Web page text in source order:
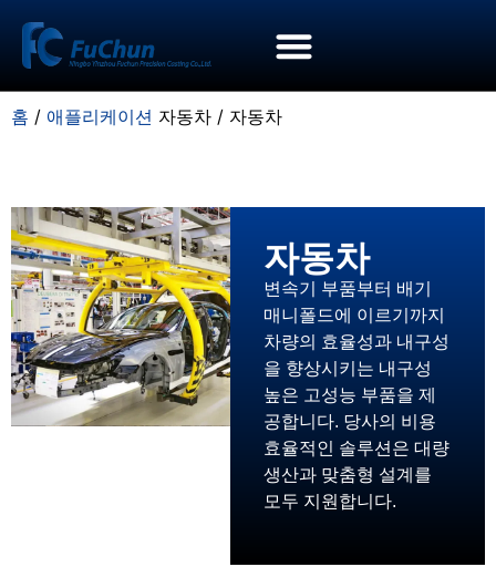
홈 / 애플리케이션 자동차 / 자동차
자동차
변속기 부품부터 배기
매니폴드에 이르기까지
차량의 효율성과 내구성
을 향상시키는 내구성
높은 고성능 부품을 제
공합니다. 당사의 비용
효율적인 솔루션은 대량
생산과 맞춤형 설계를
모두 지원합니다.